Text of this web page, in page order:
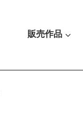
販売作品